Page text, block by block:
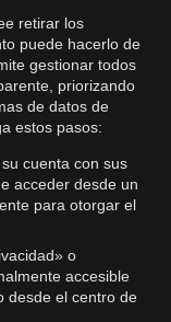
retirar los
puede hacerlo de
gestionar todos
priorizando
de datos de
estos pasos:
cuenta con sus
acceder desde un
para otorgar el
o
accesible
desde el centro de